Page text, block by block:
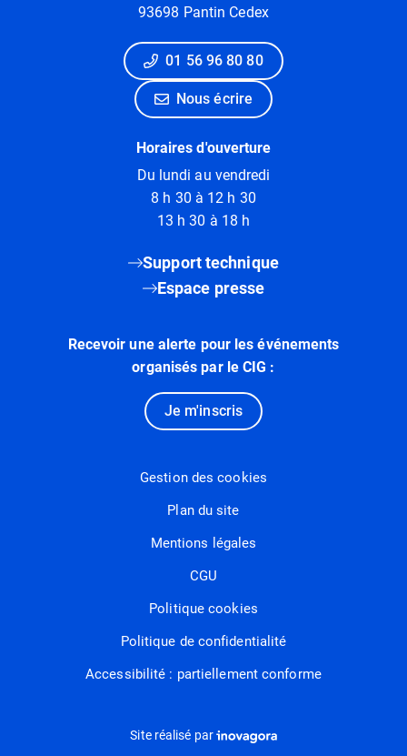
93698 Pantin Cedex
01 56 96 80 80
Nous écrire
Horaires d'ouverture
Du lundi au vendredi
8 h 30 à 12 h 30
13 h 30 à 18 h
Support technique
Espace presse
Recevoir une alerte pour les événements
organisés par le CIG :
Je m'inscris
Gestion des cookies
Plan du site
Mentions légales
CGU
Politique cookies
Politique de confidentialité
Accessibilité : partiellement conforme
Site réalisé parInovagora (ouverture dans un